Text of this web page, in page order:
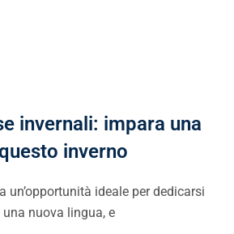
invernali: impara una
inverno
un’opportunità ideale per dedicarsi
nuova lingua, e